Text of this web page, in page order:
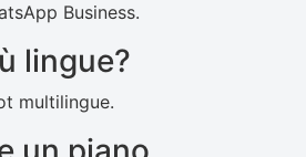
Business.
lingue?
multilingue.